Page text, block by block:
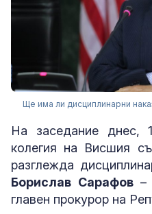
Ще има ли дисциплинарни
На заседание днес,
колегия на Висшия
разглежда
Борислав Сарафов–
главен прокурор на